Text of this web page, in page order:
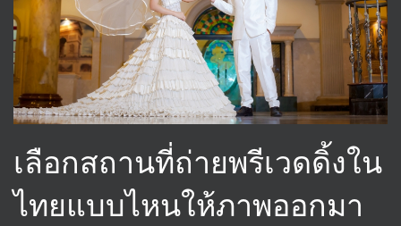
เลือกสถานที่ถ่ายพรีเวดดิ้งใน
ไทยแบบไหนให้ภาพออกมา